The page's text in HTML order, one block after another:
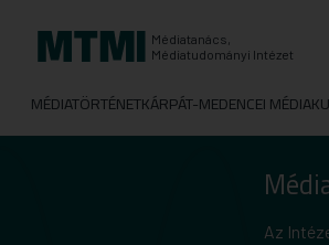
Médiatanács,
Médiatudományi Intézet
MÉDIATÖRTÉNETKÁRPÁT-MEDENCEI
Az